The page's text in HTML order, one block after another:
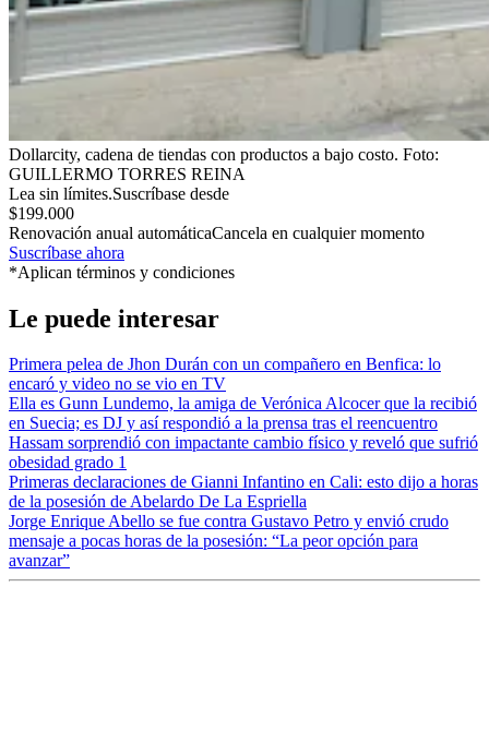
Dollarcity, cadena de tiendas con productos a bajo costo. Foto:
GUILLERMO TORRES REINA
Lea sin límites.Suscríbase desde
$199.000
Renovación anual automáticaCancela en cualquier momento
Suscríbase ahora
*Aplican términos y condiciones
Le puede interesar
Primera pelea de Jhon Durán con un compañero en Benfica: lo
encaró y video no se vio en TV
Ella es Gunn Lundemo, la amiga de Verónica Alcocer que la recibió
en Suecia; es DJ y así respondió a la prensa tras el reencuentro
Hassam sorprendió con impactante cambio físico y reveló que sufrió
obesidad grado 1
Primeras declaraciones de Gianni Infantino en Cali: esto dijo a horas
de la posesión de Abelardo De La Espriella
Jorge Enrique Abello se fue contra Gustavo Petro y envió crudo
mensaje a pocas horas de la posesión: “La peor opción para
avanzar”